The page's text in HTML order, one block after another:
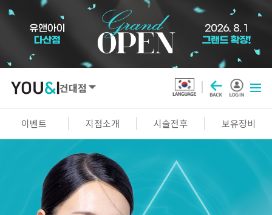
건대점
이벤트 지점소개 시술전후 보유장비
SEOUL
명동점 홍대신촌점 영등포점
건대점 구로점 여의도점